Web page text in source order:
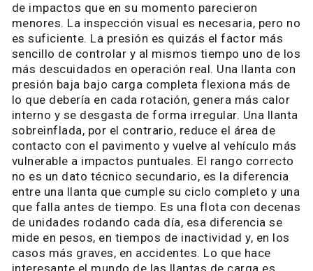
de impactos que en su momento parecieron
menores. La inspección visual es necesaria, pero no
es suficiente. La presión es quizás el factor más
sencillo de controlar y al mismos tiempo uno de los
más descuidados en operación real. Una llanta con
presión baja bajo carga completa flexiona más de
lo que debería en cada rotación, genera más calor
interno y se desgasta de forma irregular. Una llanta
sobreinflada, por el contrario, reduce el área de
contacto con el pavimento y vuelve al vehículo más
vulnerable a impactos puntuales. El rango correcto
no es un dato técnico secundario, es la diferencia
entre una llanta que cumple su ciclo completo y una
que falla antes de tiempo. Es una flota con decenas
de unidades rodando cada día, esa diferencia se
mide en pesos, en tiempos de inactividad y, en los
casos más graves, en accidentes. Lo que hace
interesante el mundo de las llantas de carga es